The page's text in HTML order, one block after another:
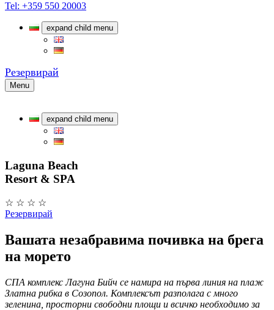
Tel: +359 550 20003
expand child menu
Резервирай
Menu
expand child menu
Laguna Beach
Resort & SPA
☆ ☆ ☆ ☆
Резервирай
Вашата незабравима почивка на брега
на морето
СПА комплекс Лагуна Бийч се намира на първа линия на плаж
Златна рибка в Созопол. Комплексът разполага с много
зеленина, просторни свободни площи и всичко необходимо за